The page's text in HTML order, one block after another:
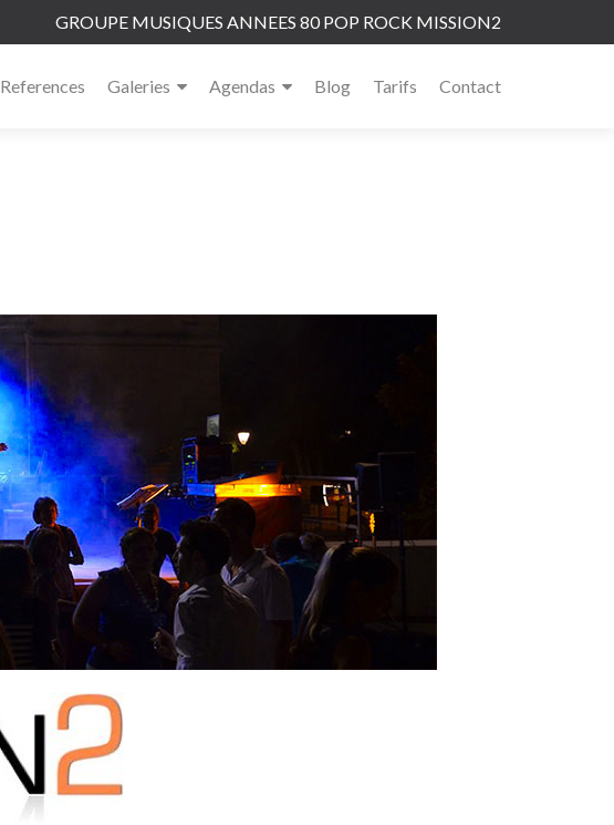
GROUPE MUSIQUES ANNEES 80 POP ROCK MISSION2
References Galeries Agendas Blog Tarifs Contact